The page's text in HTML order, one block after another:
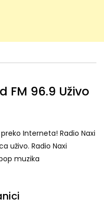
FM 96.9 Uživo
preko Interneta! Radio Naxi
uživo. Radio Naxi
muzika